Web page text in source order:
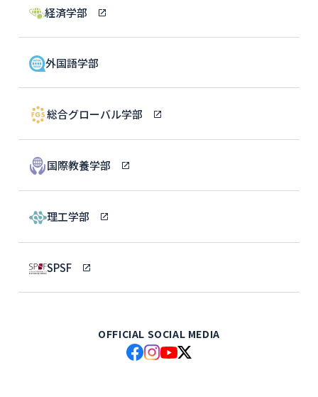
経済学部
外国語学部
総合グローバル学部
国際教養学部
理工学部
SPSF
OFFICIAL SOCIAL MEDIA